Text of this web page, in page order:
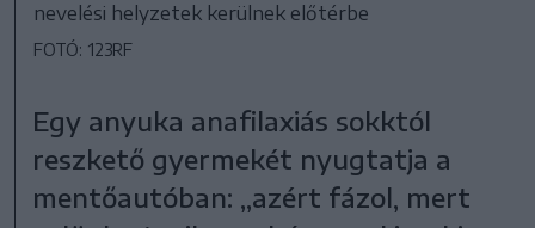
nevelési helyzetek kerülnek előtérbe
FOTÓ: 123RF
Egy anyuka anafilaxiás sokktól
reszkető gyermekét nyugtatja a
mentőautóban: „azért fázol, mert